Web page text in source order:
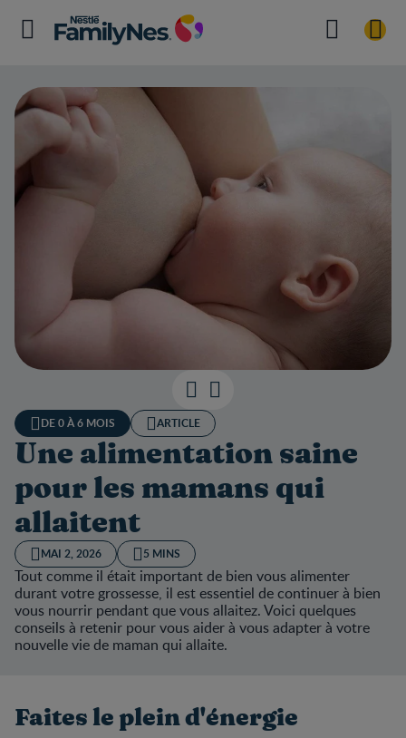
DE 0 À 6 MOIS ARTICLE
Une alimentation saine
pour les mamans qui
allaitent
MAI 2, 2026 5 MINS
Tout comme il était important de bien vous alimenter
durant votre grossesse, il est essentiel de continuer à bien
vous nourrir pendant que vous allaitez. Voici quelques
conseils à retenir pour vous aider à vous adapter à votre
nouvelle vie de maman qui allaite.
Faites le plein d'énergie